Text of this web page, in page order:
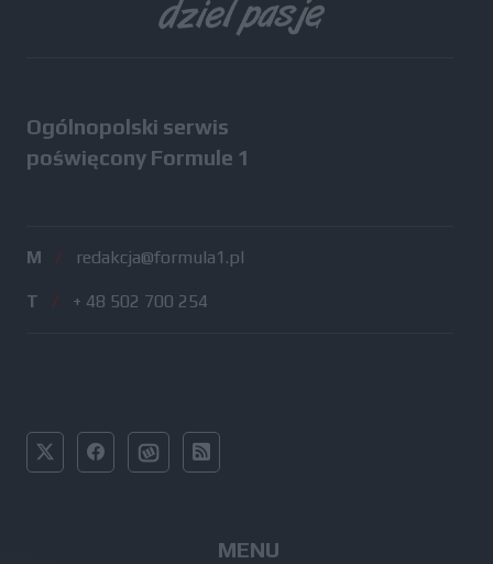
Ogólnopolski serwis
poświęcony Formule 1
M / redakcja@formula1.pl
T / + 48 502 700 254
MENU